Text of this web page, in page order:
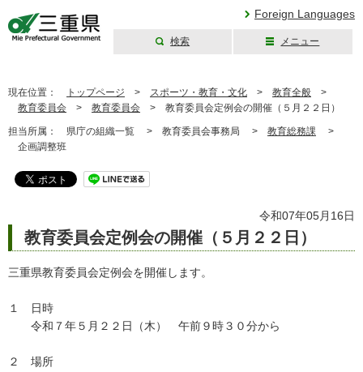
Foreign Languages
検索 メニュー
現在位置： トップページ > スポーツ・教育・文化 > 教育全般 >
教育委員会 > 教育委員会 > 教育委員会定例会の開催（５月２２日）
担当所属： 県庁の組織一覧 > 教育委員会事務局 > 教育総務課 >
企画調整班
令和07年05月16日
教育委員会定例会の開催（５月２２日）
三重県教育委員会定例会を開催します。
１ 日時
令和７年５月２２日（木） 午前９時３０分から
２ 場所